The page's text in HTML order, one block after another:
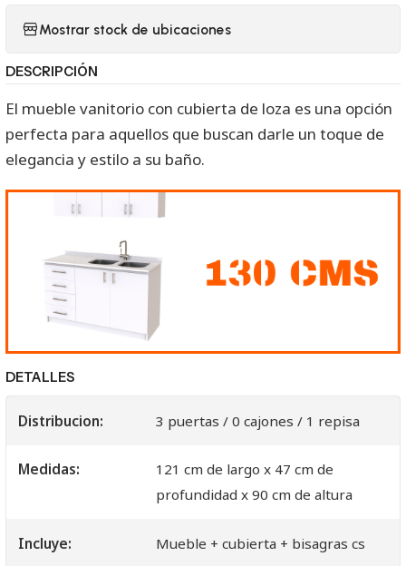
Mostrar stock de ubicaciones
DESCRIPCIÓN
El mueble vanitorio con cubierta de loza es una opción
perfecta para aquellos que buscan darle un toque de
elegancia y estilo a su baño.
DETALLES
Distribucion: 3 puertas / 0 cajones / 1 repisa
Medidas:
121 cm de largo x 47 cm de
profundidad x 90 cm de altura
Incluye: Mueble + cubierta + bisagras cs